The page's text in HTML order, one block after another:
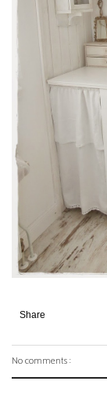
Share
No comments :